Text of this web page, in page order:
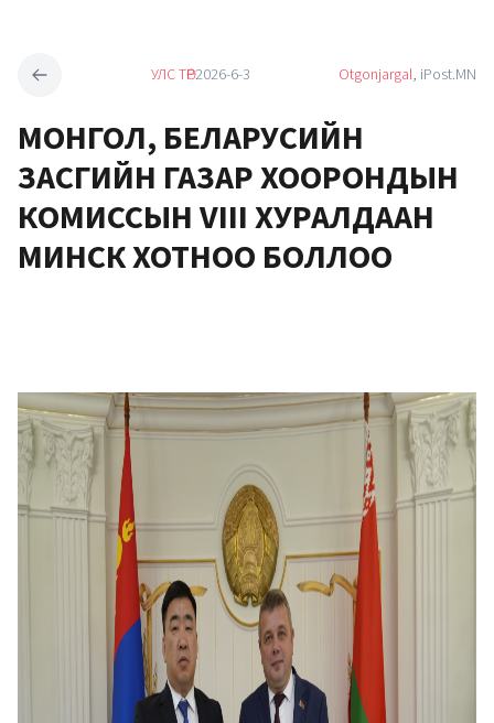
УЛС ТӨР2026-6-3 Otgonjargal, iPost.MN
МОНГОЛ, БЕЛАРУСИЙН
ЗАСГИЙН ГАЗАР ХООРОНДЫН
КОМИССЫН VIII ХУРАЛДААН
МИНСК ХОТНОО БОЛЛОО